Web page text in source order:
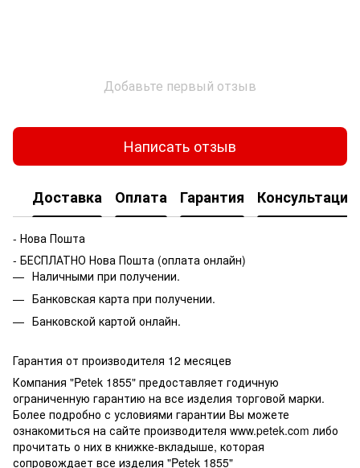
Добавьте первый отзыв
Написать отзыв
Доставка Оплата Гарантия Консультация
- Нова Пошта
- БЕСПЛАТНО Нова Пошта (оплата онлайн)
Наличными при получении.
Банковская карта при получении.
Банковской картой онлайн.
Гарантия от производителя 12 месяцев
Компания "Petek 1855" предоставляет годичную
ограниченную гарантию на все изделия торговой марки.
Более подробно с условиями гарантии Вы можете
ознакомиться на сайте производителя www.petek.com либо
прочитать о них в книжке-вкладыше, которая
сопровождает все изделия "Petek 1855"